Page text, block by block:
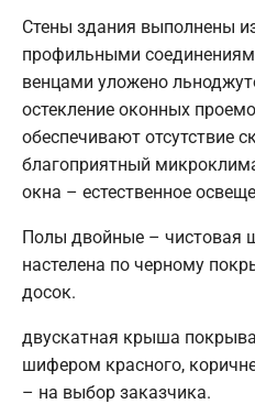
Стены здания выполнены
профильными
венцами уложено
остекление оконных
обеспечивают отсутствие
благоприятный
окна – естественное
Полы двойные – чистовая
настелена по черному
досок.
двускатная крыша
шифером красного,
– на выбор заказчика.